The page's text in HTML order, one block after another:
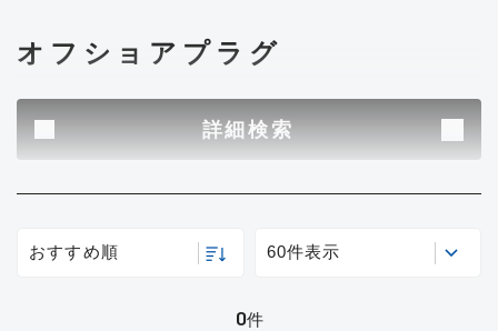
ボックス・ケース・バッカン(49)
アウトドア(16)
その他
在庫有のみ (0)
使用感や傷は少なく比較的美品
オフショアプラグ
詳細検索
おすすめ順 60件表示
0件